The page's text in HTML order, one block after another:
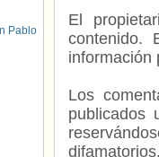
El
contenido.
información
Los
publicados
Pablo